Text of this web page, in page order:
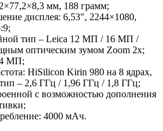
мм, 188 грамм;
дисплея: 6,53″, 2244×1080,
тип ‒ Leica 12 МП / 16 МП /
оптическим зумом Zoom 2x;
МП;
HiSilicon Kirin 980 на 8 ядрах,
‒ 2,6 ГГц / 1,96 ГГц / 1,8 ГГц;
с возможностью дополнения
4000 мАч.